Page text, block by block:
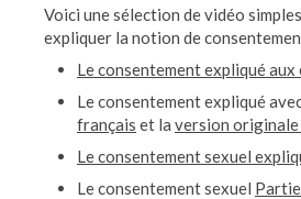
Voici une sélection de vidéo
expliquer la notion de
Le consentement expliqué aux
Le consentement expliqué
français et la version originale
Le consentement sexuel
Le consentement sexuel